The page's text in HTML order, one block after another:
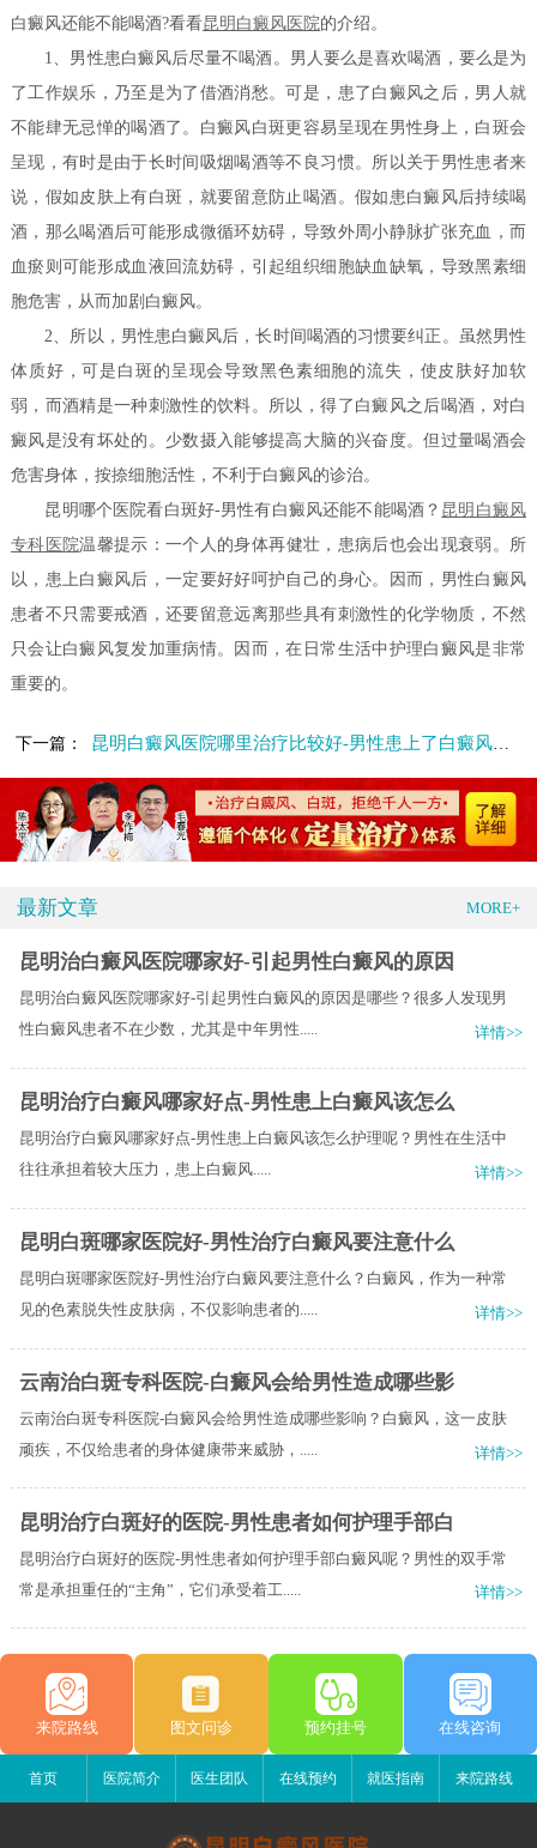
白癜风还能不能喝酒?看看昆明白癜风医院的介绍。
1、男性患白癜风后尽量不喝酒。男人要么是喜欢喝酒，要么是为
了工作娱乐，乃至是为了借酒消愁。可是，患了白癜风之后，男人就
不能肆无忌惮的喝酒了。白癜风白斑更容易呈现在男性身上，白斑会
呈现，有时是由于长时间吸烟喝酒等不良习惯。所以关于男性患者来
说，假如皮肤上有白斑，就要留意防止喝酒。假如患白癜风后持续喝
酒，那么喝酒后可能形成微循环妨碍，导致外周小静脉扩张充血，而
血瘀则可能形成血液回流妨碍，引起组织细胞缺血缺氧，导致黑素细
胞危害，从而加剧白癜风。
2、所以，男性患白癜风后，长时间喝酒的习惯要纠正。虽然男性
体质好，可是白斑的呈现会导致黑色素细胞的流失，使皮肤好加软
弱，而酒精是一种刺激性的饮料。所以，得了白癜风之后喝酒，对白
癜风是没有坏处的。少数摄入能够提高大脑的兴奋度。但过量喝酒会
危害身体，按捺细胞活性，不利于白癜风的诊治。
昆明哪个医院看白斑好-男性有白癜风还能不能喝酒？ 昆明白癜风
专科医院温馨提示：一个人的身体再健壮，患病后也会出现衰弱。所
以，患上白癜风后，一定要好好呵护自己的身心。因而，男性白癜风
患者不只需要戒酒，还要留意远离那些具有刺激性的化学物质，不然
只会让白癜风复发加重病情。因而，在日常生活中护理白癜风是非常
重要的。
下一篇： 昆明白癜风医院哪里治疗比较好-男性患上了白癜风要怎么治疗
最新文章 MORE+
昆明治白癜风医院哪家好-引起男性白癜风的原因
昆明治白癜风医院哪家好-引起男性白癜风的原因是哪些？很多人发现男
性白癜风患者不在少数，尤其是中年男性.....
详情>>
昆明治疗白癜风哪家好点-男性患上白癜风该怎么
昆明治疗白癜风哪家好点-男性患上白癜风该怎么护理呢？​男性在生活中
往往承担着较大压力，患上白癜风.....
详情>>
昆明白斑哪家医院好-男性治疗白癜风要注意什么
昆明白斑哪家医院好-男性治疗白癜风要注意什么？白癜风，作为一种常
见的色素脱失性皮肤病，不仅影响患者的.....
详情>>
云南治白斑专科医院-白癜风会给男性造成哪些影
云南治白斑专科医院-白癜风会给男性造成哪些影响？白癜风，这一皮肤
顽疾，不仅给患者的身体健康带来威胁，.....
详情>>
昆明治疗白斑好的医院-男性患者如何护理手部白
昆明治疗白斑好的医院-男性患者如何护理手部白癜风呢？男性的双手常
常是承担重任的“主角”，它们承受着工.....
详情>>
来院路线 图文问诊 预约挂号 在线咨询
首页 医院简介 医生团队 在线预约 就医指南 来院路线